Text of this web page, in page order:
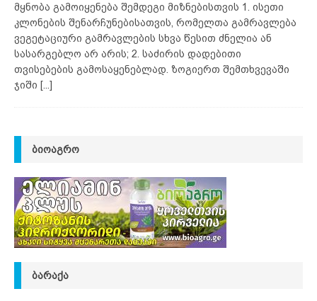
მყნობა გამოიყენება შემდეგი მიზნებისთვის 1. ისეთი
კლონების შენარჩუნებისათვის, რომელთა გამრავლება
ვეგეტაციური გამრავლების სხვა წესით ძნელია ან
სასარგებლო არ არის; 2. საძირის დადებითი
თვისებების გამოსაყენებლად. ზოგიერთ შემთხვევაში
ჯიში [...]
ᲑᲘᲝᲐᲒᲠᲝ
ᲑᲐᲠᲐᲥᲐ